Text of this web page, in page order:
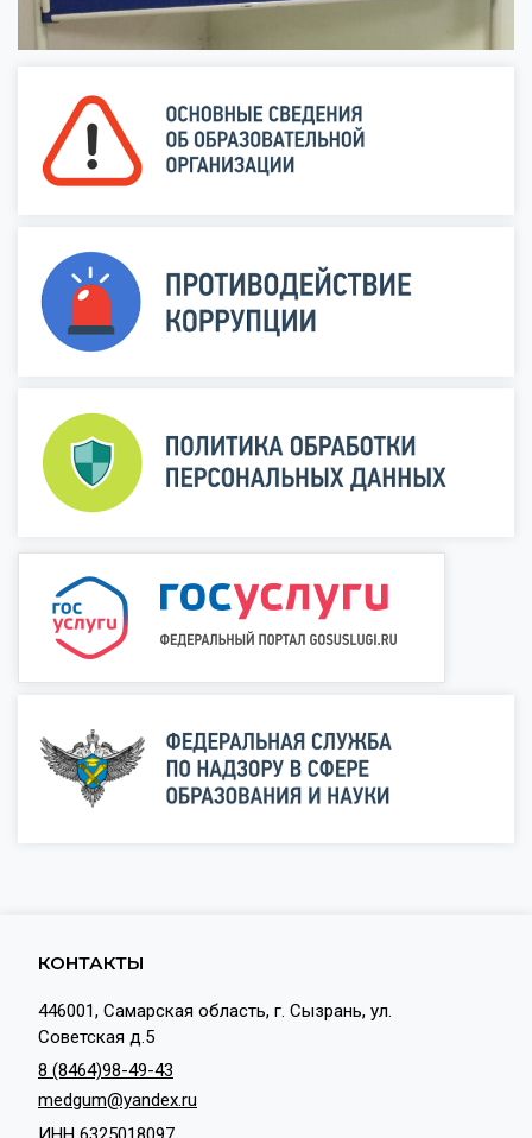
КОНТАКТЫ
446001, Самарская область, г. Сызрань, ул.
Советская д.5
8 (8464)98-49-43
medgum@yandex.ru